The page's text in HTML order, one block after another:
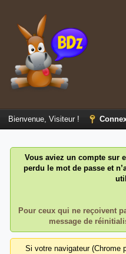
Bienvenue, Visiteur !
Vous aviez un compte sur
perdu le mot de passe et
Pour ceux qui ne reçoivent
message de
Si votre navigateur (Chrome